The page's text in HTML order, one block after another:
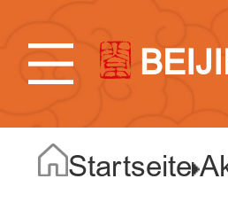
Startseite